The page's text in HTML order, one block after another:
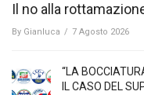
Il no alla
By Gianluca / 7 Agosto 2026
“LA
IL CASO DEL